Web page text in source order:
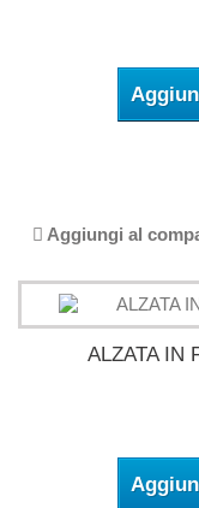
Aggiungi al
ALZATA IN